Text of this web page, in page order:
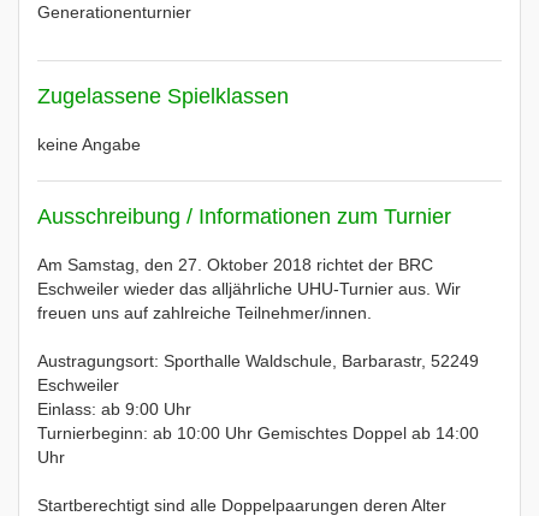
Generationenturnier
Zugelassene Spielklassen
keine Angabe
Ausschreibung / Informationen zum Turnier
Am Samstag, den 27. Oktober 2018 richtet der BRC
Eschweiler wieder das alljährliche UHU-Turnier aus. Wir
freuen uns auf zahlreiche Teilnehmer/innen.
Austragungsort: Sporthalle Waldschule, Barbarastr, 52249
Eschweiler
Einlass: ab 9:00 Uhr
Turnierbeginn: ab 10:00 Uhr Gemischtes Doppel ab 14:00
Uhr
Startberechtigt sind alle Doppelpaarungen deren Alter